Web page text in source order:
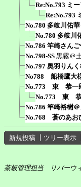
Re:No.793 ミ
Re:No.793
No.780 多岐川佑
No.780 多岐川
No.786 竿崎さん
No.798-SS 黒霧＠
No.797 奥羽りん
No788 船橋鷹大
No.773 東 恭一
No.773 東 恭
No.786 竿崎裕樹
No.768 蒼のあお
新規投稿 ツリー表示
茶板管理担当 リバーウ